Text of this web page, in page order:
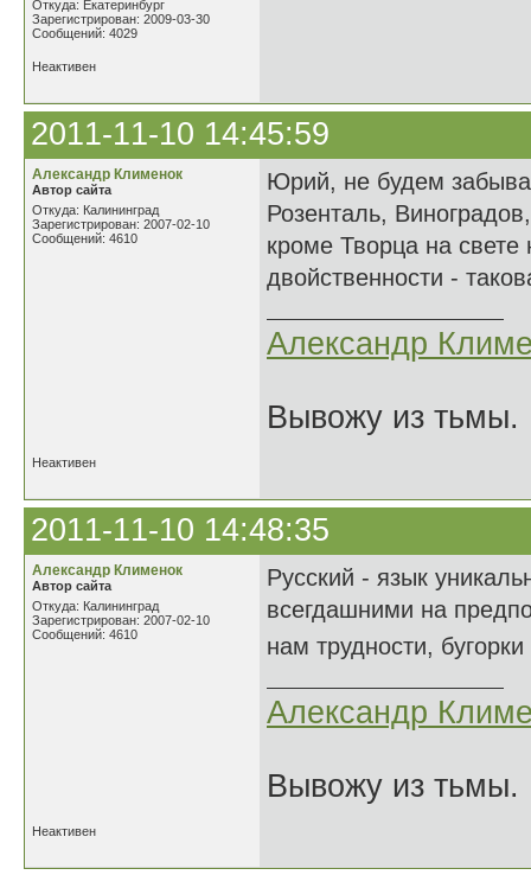
Откуда: Екатеринбург
Зарегистрирован: 2009-03-30
Сообщений: 4029
Неактивен
2011-11-10 14:45:59
Александр Клименок
Автор сайта
Откуда: Калининград
Зарегистрирован: 2007-02-10
Сообщений: 4610
Юрий, не будем
Розенталь,
кроме Творца на свете
двойственности -
Александр
Вывожу из тьмы.
Неактивен
2011-11-10 14:48:35
Александр Клименок
Автор сайта
Откуда: Калининград
Зарегистрирован: 2007-02-10
Сообщений: 4610
Русский - язык
всегдашними на
нам трудности,
Александр
Вывожу из тьмы.
Неактивен